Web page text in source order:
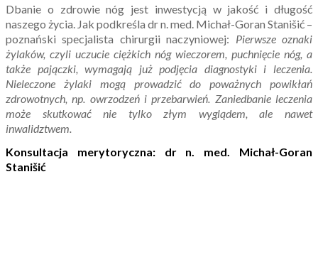
Dbanie o zdrowie nóg jest inwestycją w jakość i długość
naszego życia. Jak podkreśla dr n. med. Michał-Goran Stanišić –
poznański specjalista chirurgii naczyniowej: Pierwsze oznaki
żylaków, czyli uczucie ciężkich nóg wieczorem, puchnięcie nóg, a
także pajączki, wymagają już podjęcia diagnostyki i leczenia.
Nieleczone żylaki mogą prowadzić do poważnych powikłań
zdrowotnych, np. owrzodzeń i przebarwień. Zaniedbanie leczenia
może skutkować nie tylko złym wyglądem, ale nawet
inwalidztwem.
Konsultacja merytoryczna: dr n. med. Michał-Goran
Stanišić